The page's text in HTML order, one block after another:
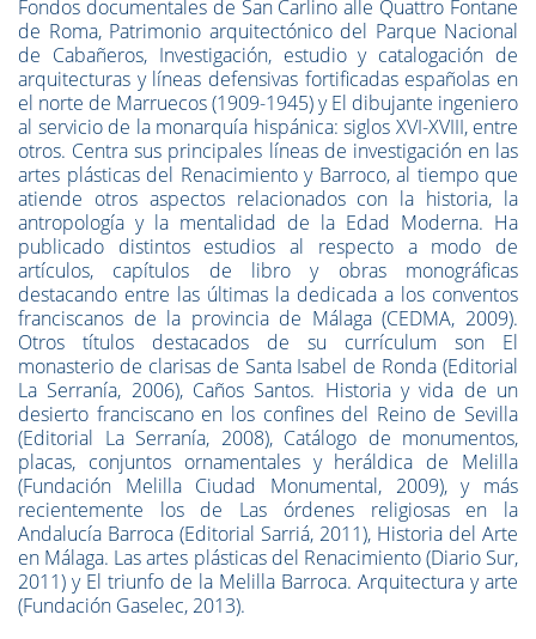
Fondos documentales de San Carlino alle Quattro Fontane
de Roma, Patrimonio arquitectónico del Parque Nacional
de Cabañeros, Investigación, estudio y catalogación de
arquitecturas y líneas defensivas fortificadas españolas en
el norte de Marruecos (1909-1945) y El dibujante ingeniero
al servicio de la monarquía hispánica: siglos XVI-XVIII, entre
otros. Centra sus principales líneas de investigación en las
artes plásticas del Renacimiento y Barroco, al tiempo que
atiende otros aspectos relacionados con la historia, la
antropología y la mentalidad de la Edad Moderna. Ha
publicado distintos estudios al respecto a modo de
artículos, capítulos de libro y obras monográficas
destacando entre las últimas la dedicada a los conventos
franciscanos de la provincia de Málaga (CEDMA, 2009).
Otros títulos destacados de su currículum son El
monasterio de clarisas de Santa Isabel de Ronda (Editorial
La Serranía, 2006), Caños Santos. Historia y vida de un
desierto franciscano en los confines del Reino de Sevilla
(Editorial La Serranía, 2008), Catálogo de monumentos,
placas, conjuntos ornamentales y heráldica de Melilla
(Fundación Melilla Ciudad Monumental, 2009), y más
recientemente los de Las órdenes religiosas en la
Andalucía Barroca (Editorial Sarriá, 2011), Historia del Arte
en Málaga. Las artes plásticas del Renacimiento (Diario Sur,
2011) y El triunfo de la Melilla Barroca. Arquitectura y arte
(Fundación Gaselec, 2013).